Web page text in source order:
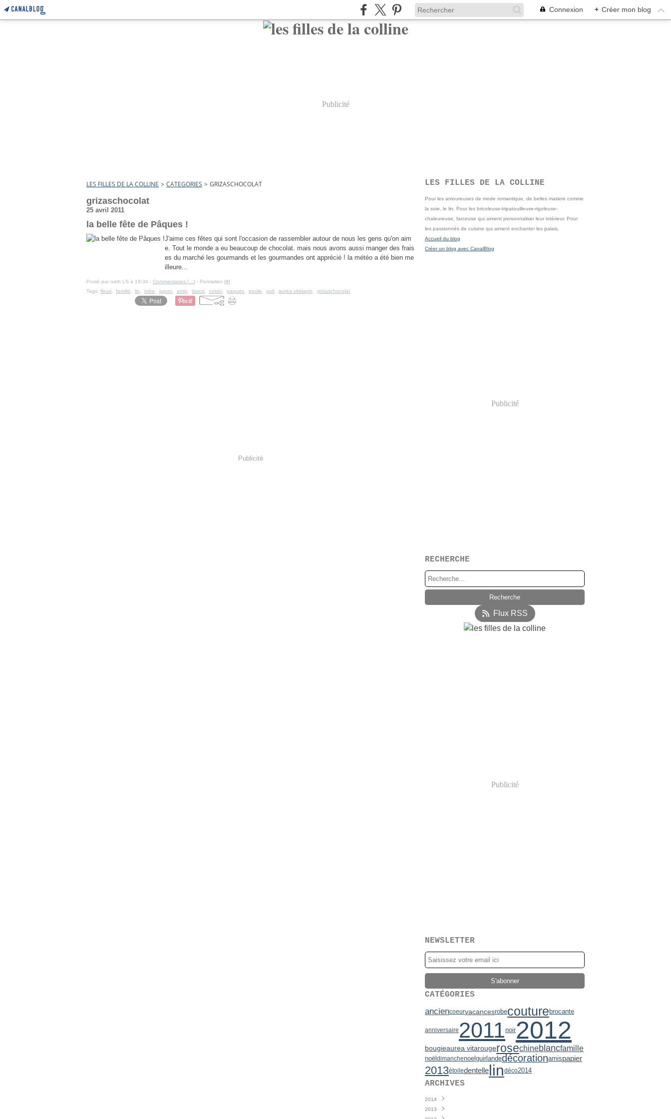
Connexion + Créer mon blog
Publicité
LES FILLES DE LA COLLINE > CATEGORIES > GRIZASCHOCOLAT
grizaschocolat
25 avril 2011
la belle fête de Pâques !
J'aime ces fêtes qui sont l'occasion de rassembler autour de nous les gens qu'on aim
e. Tout le monde a eu beaucoup de chocolat. mais nous avons aussi manger des frais
es du marché les gourmands et les gourmandes ont apprécié ! la météo a été bien me
illeure...
Posté par nath LS à 19:34 - Commentaires [ ] - Permalien [#]
Tags: fleuri famille lin robe jupon amis tissus coton paques poule pull aurea vitalapin grizaschocolat
Publicité
LES FILLES DE LA COLLINE
Pour les amoureuses de mode romantique, de belles matiere comme
la soie, le lin. Pour les bricoleuse-tripatouilleuse-rigoleuse-
chaleureuse, farceuse qui aiment personnaliser leur intérieur. Pour
les passionnés de cuisine qui aiment enchanter les palais.
Accueil du blog
Créer un blog avec CanalBlog
Publicité
RECHERCHE
Flux RSS
Publicité
NEWSLETTER
CATÉGORIES
anciencoeurvacancesrobecouture brocante
anniversaire 2011noir2012
bougieaurea vitarougerosechineblancfamille
noël dimanchenoel guirlandedécorationamispapier
2013étoiledentellelindéco2014
ARCHIVES
2014
Juin
2013